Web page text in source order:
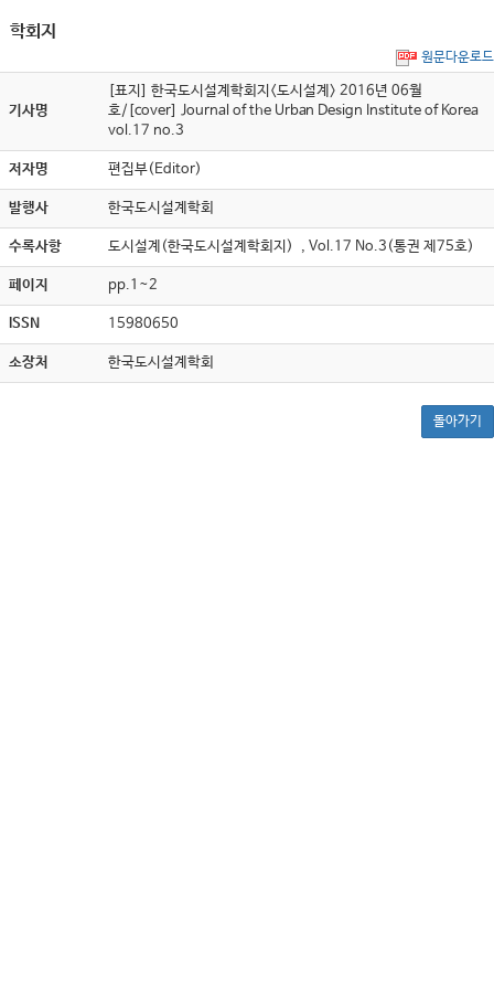
학회지
원문다운로드
기사명
[표지] 한국도시설계학회지<도시설계> 2016년 06월
호/[cover] Journal of the Urban Design Institute of Korea
vol.17 no.3
저자명 편집부(Editor)
발행사 한국도시설계학회
수록사항 도시설계(한국도시설계학회지) , Vol.17 No.3(통권 제75호)
페이지 pp.1~2
ISSN 15980650
소장처 한국도시설계학회